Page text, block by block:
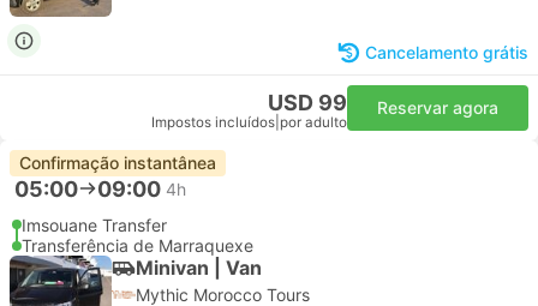
Cancelamento grátis
USD 99
Impostos incluídos por adulto
Reservar agora
Confirmação instantânea
05:00 09:00 4h
Imsouane Transfer
Transferência de Marraquexe
Minivan | Van
Mythic Morocco Tours